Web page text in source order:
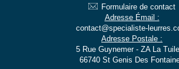
Formulaire de contact
Adresse Émail :
contact@specialiste-
Adresse Postale :
5 Rue Guynemer - ZA La
66740 St Genis Des